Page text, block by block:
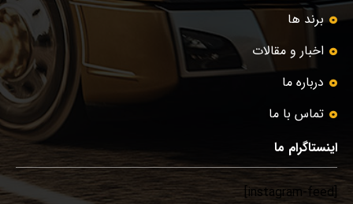
برند ها
اخبار و مقالات
درباره ما
تماس با ما
اینستاگرام ما
[instagram-feed]